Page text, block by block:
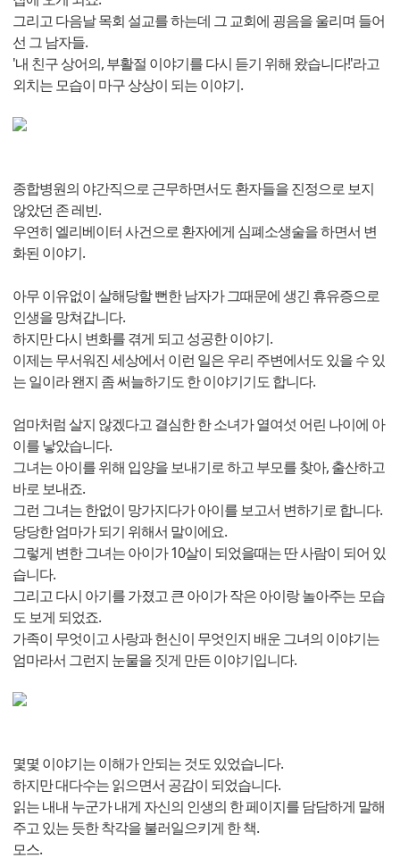
그리고 다음날 목회 설교를 하는데 그 교회에 굉음을 울리며 들어
선 그 남자들.
'내 친구 상어의, 부활절 이야기를 다시 듣기 위해 왔습니다!'라고
외치는 모습이 마구 상상이 되는 이야기.
종합병원의 야간직으로 근무하면서도 환자들을 진정으로 보지
않았던 존 레빈.
우연히 엘리베이터 사건으로 환자에게 심폐소생술을 하면서 변
화된 이야기.
아무 이유없이 살해당할 뻔한 남자가 그때문에 생긴 휴유증으로
인생을 망쳐갑니다.
하지만 다시 변화를 겪게 되고 성공한 이야기.
이제는 무서워진 세상에서 이런 일은 우리 주변에서도 있을 수 있
는 일이라 왠지 좀 써늘하기도 한 이야기기도 합니다.
엄마처럼 살지 않겠다고 결심한 한 소녀가 열여섯 어린 나이에 아
이를 낳았습니다.
그녀는 아이를 위해 입양을 보내기로 하고 부모를 찾아, 출산하고
바로 보내죠.
그런 그녀는 한없이 망가지다가 아이를 보고서 변하기로 합니다.
당당한 엄마가 되기 위해서 말이에요.
그렇게 변한 그녀는 아이가 10살이 되었을때는 딴 사람이 되어 있
습니다.
그리고 다시 아기를 가졌고 큰 아이가 작은 아이랑 놀아주는 모습
도 보게 되었죠.
가족이 무엇이고 사랑과 헌신이 무엇인지 배운 그녀의 이야기는
엄마라서 그런지 눈물을 짓게 만든 이야기입니다.
몇몇 이야기는 이해가 안되는 것도 있었습니다.
하지만 대다수는 읽으면서 공감이 되었습니다.
읽는 내내 누군가 내게 자신의 인생의 한 페이지를 담담하게 말해
주고 있는 듯한 착각을 불러일으키게 한 책.
모스.